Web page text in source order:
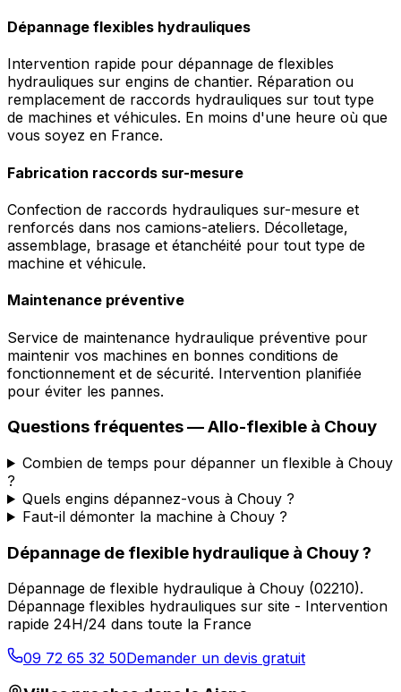
Dépannage flexibles hydrauliques
Intervention rapide pour dépannage de flexibles
hydrauliques sur engins de chantier. Réparation ou
remplacement de raccords hydrauliques sur tout type
de machines et véhicules. En moins d'une heure où que
vous soyez en France.
Fabrication raccords sur-mesure
Confection de raccords hydrauliques sur-mesure et
renforcés dans nos camions-ateliers. Décolletage,
assemblage, brasage et étanchéité pour tout type de
machine et véhicule.
Maintenance préventive
Service de maintenance hydraulique préventive pour
maintenir vos machines en bonnes conditions de
fonctionnement et de sécurité. Intervention planifiée
pour éviter les pannes.
Questions fréquentes —Allo-flexible à Chouy
Combien de temps pour dépanner un flexible à Chouy
?
Quels engins dépannez-vous à Chouy ?
Faut-il démonter la machine à Chouy ?
Dépannage de flexible hydraulique à Chouy?
Dépannage de flexible hydraulique à Chouy (02210).
Dépannage flexibles hydrauliques sur site - Intervention
rapide 24H/24 dans toute la France
09 72 65 32 50Demander un devis gratuit